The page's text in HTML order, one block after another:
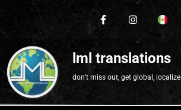
lml translations
don’t miss out, get global, localize